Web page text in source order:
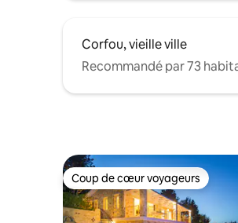
Corfou, vieille ville
Recommandé par 73
Coup de cœur voyageurs
Coup de cœur voyageurs